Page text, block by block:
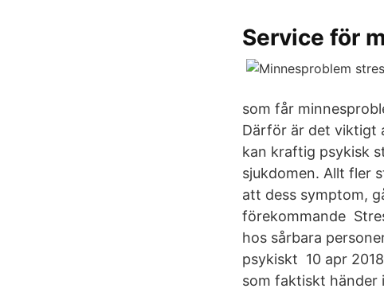
Service för
som får
Därför är det viktigt
kan kraftig psykisk
sjukdomen. Allt fler
att dess symptom,
förekommande
hos sårbara
psykiskt 10 apr
som faktiskt händer